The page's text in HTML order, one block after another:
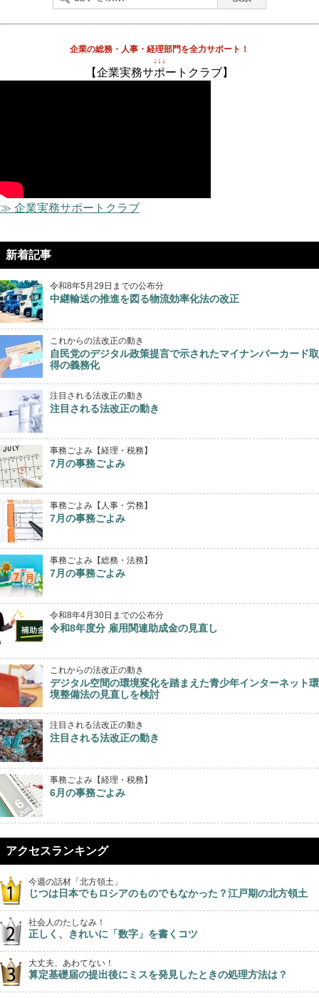
企業の総務・人事・経理部門を全力サポート！
↓↓↓
【企業実務サポートクラブ】
≫ 企業実務サポートクラブ
新着記事
令和8年5月29日までの公布分
中継輸送の推進を図る物流効率化法の改正
これからの法改正の動き
自民党のデジタル政策提言で示されたマイナンバーカード取
得の義務化
注目される法改正の動き
注目される法改正の動き
事務ごよみ【経理・税務】
7月の事務ごよみ
事務ごよみ【人事・労務】
7月の事務ごよみ
事務ごよみ【総務・法務】
7月の事務ごよみ
令和8年4月30日までの公布分
令和8年度分 雇用関連助成金の見直し
これからの法改正の動き
デジタル空間の環境変化を踏まえた青少年インターネット環
境整備法の見直しを検討
注目される法改正の動き
注目される法改正の動き
事務ごよみ【経理・税務】
6月の事務ごよみ
アクセスランキング
今週の話材「北方領土」
じつは日本でもロシアのものでもなかった？江戸期の北方領土
社会人のたしなみ！
正しく、きれいに「数字」を書くコツ
大丈夫、あわてない！
算定基礎届の提出後にミスを発見したときの処理方法は？